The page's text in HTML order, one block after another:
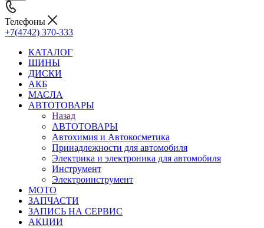
Телефоны
+7(4742) 370-333
КАТАЛОГ
ШИНЫ
ДИСКИ
АКБ
МАСЛА
АВТОТОВАРЫ
Назад
АВТОТОВАРЫ
Автохимия и Автокосметика
Принадлежности для автомобиля
Электрика и электроника для автомобиля
Инструмент
Электроинструмент
МОТО
ЗАПЧАСТИ
ЗАПИСЬ НА СЕРВИС
АКЦИИ